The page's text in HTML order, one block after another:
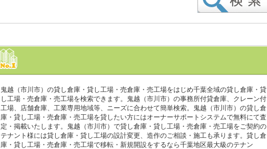
鬼越（市川市）の貸し倉庫・貸し工場・売倉庫・売工場をはじめ千葉全域の貸し倉庫・貸
し工場・売倉庫・売工場を検索できます。鬼越（市川市）の事務所付貸倉庫、クレーン付
工場、店舗倉庫、工業専用地域等、ニーズに合わせて簡単検索。鬼越（市川市）の貸し倉
庫・貸し工場・売倉庫・売工場を貸したい方にはオーナーサポートシステムで無料にて査
定・掲載いたします。鬼越（市川市）で貸し倉庫・貸し工場・売倉庫・売工場をご契約の
テナント様には貸し倉庫・貸し工場の設計変更、造作のご相談・施工も承ります。貸し倉
庫・貸し工場・売倉庫・売工場で移転・新規開設をするなら千葉地区最大級のテナン